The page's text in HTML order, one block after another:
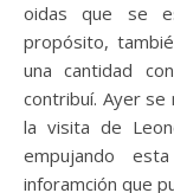
oidas que se
propósito,
una cantidad
contribuí. Ayer se
la visita de
empujando
inforamción que